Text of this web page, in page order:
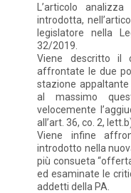
L’articolo
introdotta,
legislatore nella
32/2019.
Viene descritto il
affrontate le due
stazione
al massimo
velocemente
all’art. 36, co. 2,
Viene infine
introdotto nella
più consueta
ed esaminate le
addetti della PA.